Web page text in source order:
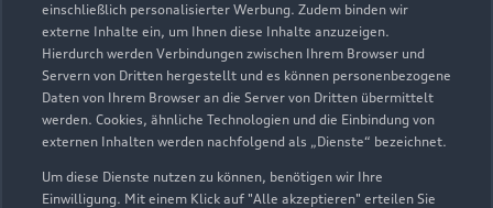
einschließlich personalisierter Werbung. Zudem binden wir
externe Inhalte ein, um Ihnen diese Inhalte anzuzeigen.
Hierdurch werden Verbindungen zwischen Ihrem Browser und
Servern von Dritten hergestellt und es können personenbezogene
Daten von Ihrem Browser an die Server von Dritten übermittelt
werden. Cookies, ähnliche Technologien und die Einbindung von
externen Inhalten werden nachfolgend als „Dienste“ bezeichnet.
Um diese Dienste nutzen zu können, benötigen wir Ihre
Einwilligung. Mit einem Klick auf "Alle akzeptieren" erteilen Sie